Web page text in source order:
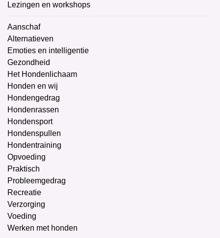
Lezingen en workshops
Aanschaf
Alternatieven
Emoties en intelligentie
Gezondheid
Het Hondenlichaam
Honden en wij
Hondengedrag
Hondenrassen
Hondensport
Hondenspullen
Hondentraining
Opvoeding
Praktisch
Probleemgedrag
Recreatie
Verzorging
Voeding
Werken met honden